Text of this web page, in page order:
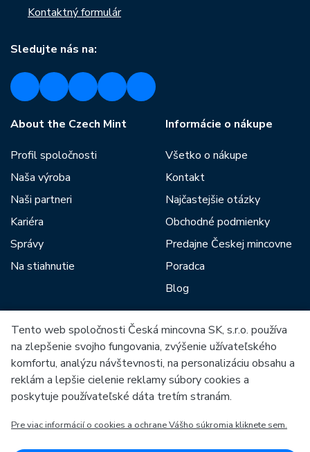
Kontaktný formulár
Sledujte nás na:
About the Czech Mint
Profil spoločnosti
Naša výroba
Naši partneri
Kariéra
Správy
Na stiahnutie
Informácie o nákupe
Všetko o nákupe
Kontakt
Najčastejšie otázky
Obchodné podmienky
Predajne Českej mincovne
Poradca
Blog
Medzi našich partnerov patria:
Európska únia
OP Podnikanie a inovácie pre konkurencieschopnosť
Tento web spoločnosti Česká mincovna SK, s.r.o. používa
na zlepšenie svojho fungovania, zvýšenie užívateľského
komfortu, analýzu návštevnosti, na personalizáciu obsahu a
reklám a lepšie cielenie reklamy súbory cookies a
poskytuje používateľské dáta tretím stranám.
Pre viac informácií o cookies a ochrane Vášho súkromia kliknete sem.